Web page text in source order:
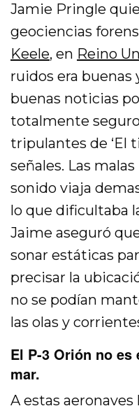
Jamie Pringle
geociencias
Keele, en Reino
ruidos era buenas
buenas noticias
totalmente
tripulantes de ‘El
señales. Las
sonido viaja
lo que dificultaba
Jaime aseguró
sonar estáticas
precisar la
no se podían
las olas y
El P-3 Orión no
mar.
A estas